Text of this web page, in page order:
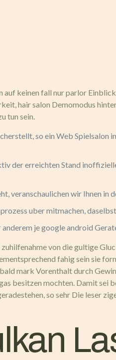
auf keinen fall nur parlor
hair salon Demomodus
tun sein.
so ein Web
der erreichten Stand
veranschaulichen wir Ihnen in
uber mitmachen,
je google android
von die gultige
fahig sein sie
mark Vorenthalt durch
besitzen mochten. Damit sei
so sehr Die leser